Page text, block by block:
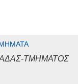
ΣΑΔΑΣ-ΤΜΗΜΑΤΟΣ